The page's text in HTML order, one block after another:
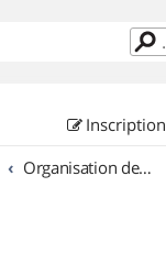
Inscription
Organisation de sorties en région Pays de la Loire